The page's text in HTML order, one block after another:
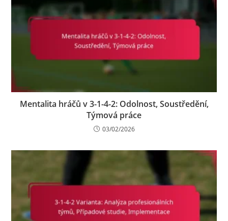
Mentalita hráčů v 3-1-4-2: Odolnost, Soustředění,
Týmová práce
03/02/2026